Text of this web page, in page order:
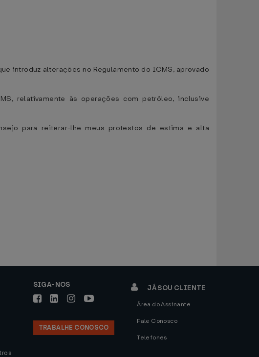
introduz alterações no Regulamento do ICMS, aprovado
relativamente às operações com petróleo, inclusive
para reiterar-lhe meus protestos de estima e alta
SIGA-NOS
TRABALHE CONOSCO
JÁ SOU CLIENTE
Área do Assinante
Fale Conosco
Telefones